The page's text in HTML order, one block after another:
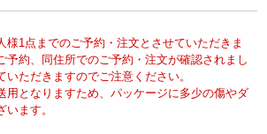
1点までのご予約・注文とさせていただきま
予約、同住所でのご予約・注文が確認されまし
いただきますのでご注意ください。
用となりますため、パッケージに多少の傷やダ
ます。